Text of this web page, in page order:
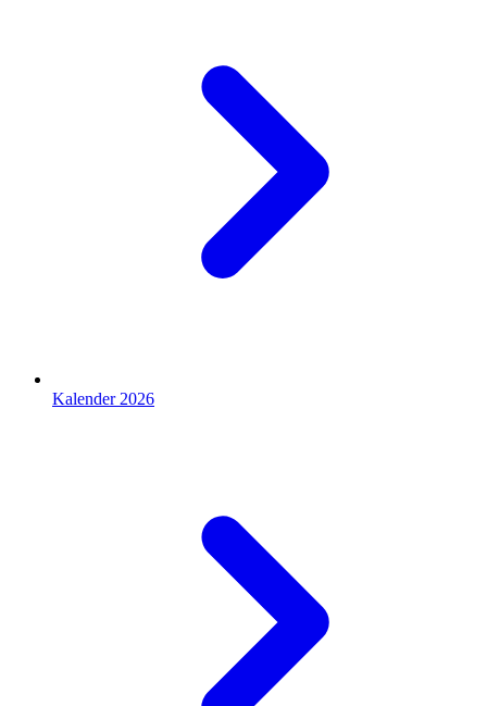
Kalender 2026